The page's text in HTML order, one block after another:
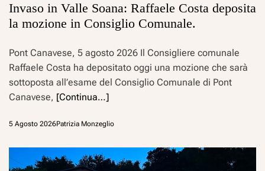
Invaso in Valle Soana: Raffaele Costa deposita
la mozione in Consiglio Comunale.
Pont Canavese, 5 agosto 2026 Il Consigliere comunale
Raffaele Costa ha depositato oggi una mozione che sarà
sottoposta all’esame del Consiglio Comunale di Pont
Canavese, [Continua…]
5 Agosto 2026Patrizia Monzeglio